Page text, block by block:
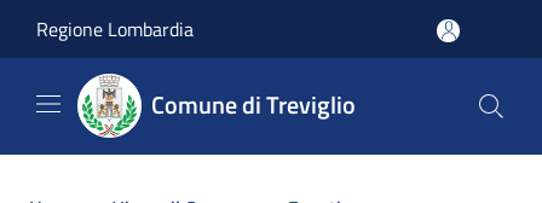
Regione Lombardia
Comune di Treviglio